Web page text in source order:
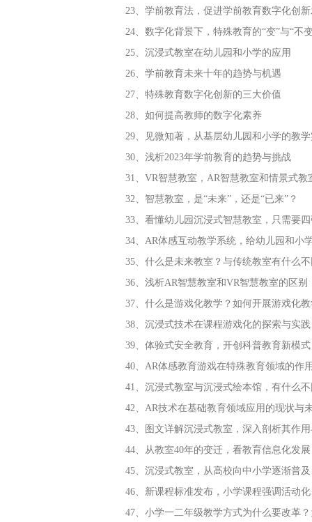
23、学前教育法，促进学前教育数字化创
24、数字化背景下，特殊教育的“变”与“不
25、沉浸式教室在幼儿园和小学的应用
26、学前教育未来十年的趋势与机遇
27、特殊教育数字化创新的三大价值
28、如何提高教师的数字化素养
29、见微知著，从基层幼儿园和小学的教
30、浅析2023年学前教育的趋势与挑战
31、VR智慧教室，AR智慧教室和情景式教
32、智慧教室，是“未来”，还是“已来”？
33、看懂幼儿园沉浸式智慧教室，只需要
34、AR体感互动教学系统，给幼儿园和小
35、什么是未来教室？与传统教室有什么
36、浅析AR智慧教室和VR智慧教室的区别
37、什么是游戏化教学？如何开展游戏化
38、沉浸式技术在课程游戏化的探索与实践
39、体验式安全教育，开创科普教育新模式
40、AR体感教育游戏在特殊教育领域的作
41、沉浸式教室与沉浸式绘本馆，有什么
42、AR技术在基础教育领域应用的现状与
43、图文详解沉浸式教室，深入剖析其作
44、从教室40年的变迁，看教育信息化发展
45、沉浸式教室，从高校向中小学逐渐普及
46、新课程标准发布，小学课程强调活动
47、小学一二年级教学方式为什么要改革